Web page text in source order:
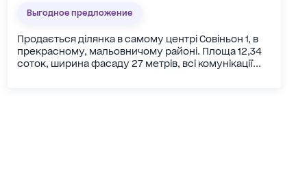
Выгодное предложение
Продається ділянка в самому центрі Совіньон 1, в
прекрасному, мальовничому районі. Площа 12,34
соток, ширина фасаду 27 метрів, всі комунікації...